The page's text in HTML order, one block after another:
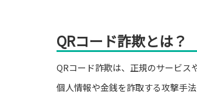
QRコード詐欺とは？
QRコード詐欺は、正規のサービス
個人情報や金銭を詐取する攻撃手法